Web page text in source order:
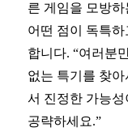
른 게임을 모방
어떤 점이 독특
합니다. “여러분
없는 특기를 찾
서 진정한 가능
공략하세요.”